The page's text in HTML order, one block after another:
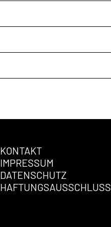
KONTAKT
IMPRESSUM
DATENSCHUTZ
HAFTUNGSAUSSCHLUSS